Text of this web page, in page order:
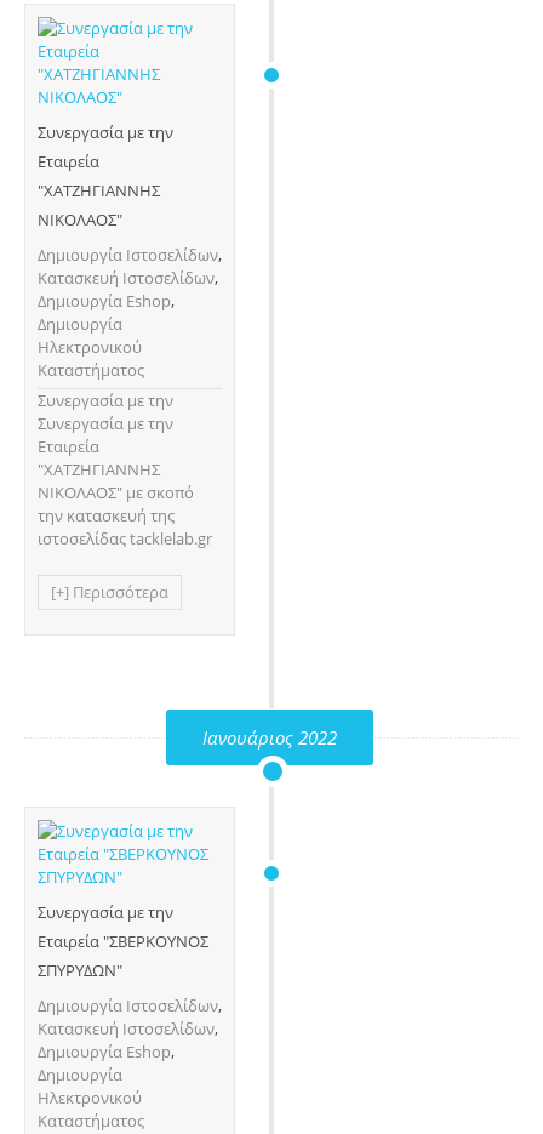
Συνεργασία με την
Εταιρεία
"ΧΑΤΖΗΓΙΑΝΝΗΣ
ΝΙΚΟΛΑΟΣ"
Δημιουργία Ιστοσελίδων,
Κατασκευή Ιστοσελίδων,
Δημιουργία Eshop,
Δημιουργία
Ηλεκτρονικού
Καταστήματος
Συνεργασία με την
Συνεργασία με την
Εταιρεία
"ΧΑΤΖΗΓΙΑΝΝΗΣ
ΝΙΚΟΛΑΟΣ" με σκοπό
την κατασκευή της
ιστοσελίδας tacklelab.gr
[+] Περισσότερα
Ιανουάριος 2022
Συνεργασία με την
Εταιρεία "ΣΒΕΡΚΟΥΝΟΣ
ΣΠΥΡΥΔΩΝ"
Δημιουργία Ιστοσελίδων,
Κατασκευή Ιστοσελίδων,
Δημιουργία Eshop,
Δημιουργία
Ηλεκτρονικού
Καταστήματος